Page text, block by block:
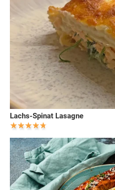
Lachs-Spinat Lasagne